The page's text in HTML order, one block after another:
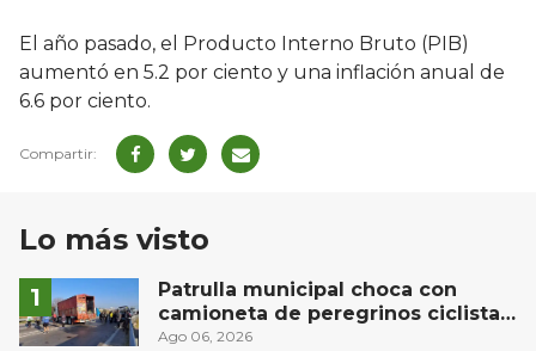
El año pasado, el Producto Interno Bruto (PIB)
aumentó en 5.2 por ciento y una inflación anual de
6.6 por ciento.
Lo más visto
Patrulla municipal choca con
camioneta de peregrinos ciclistas
en la autopista México-Querétaro
Ago 06, 2026